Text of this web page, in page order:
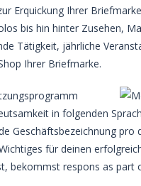
Erquickung Ihrer
bis hin hinter Zusehen,
Tätigkeit, jährliche
Ihrer Briefmarke.
in folgenden
Geschäftsbezeichnung
für deinen
bekommst respons as